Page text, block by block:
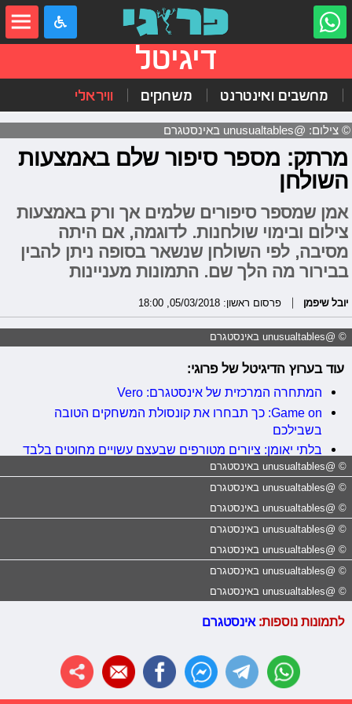
דיגיטל
מחשבים ואינטרנט משחקים וויראלי
© צילום: @unusualtables באינסטגרם
מרתק: מספר סיפור שלם באמצעות
השולחן
אמן שמספר סיפורים שלמים אך ורק באמצעות
צילום ובימוי שולחנות. לדוגמה, אם היתה
מסיבה, לפי השולחן שנשאר בסופה ניתן להבין
בבירור מה הלך שם. התמונות מעניינות
יובל שיפמן פרסום ראשון: 05/03/2018, 18:00
© @unusualtables באינסטגרם
עוד בערוץ הדיגיטל של פרוגי:
המתחרה המרכזית של אינסטגרם: Vero
Game on: כך תבחרו את קונסולת המשחקים הטובה
בשבילכם
בלתי יאומן: ציורים מטורפים שבעצם עשויים מחוטים בלבד
© @unusualtables באינסטגרם
© @unusualtables באינסטגרם
© @unusualtables באינסטגרם
© @unusualtables באינסטגרם
© @unusualtables באינסטגרם
© @unusualtables באינסטגרם
© @unusualtables באינסטגרם
לתמונות נוספות:אינסטגרם